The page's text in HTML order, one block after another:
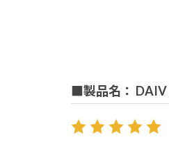
■製品名： DAIV